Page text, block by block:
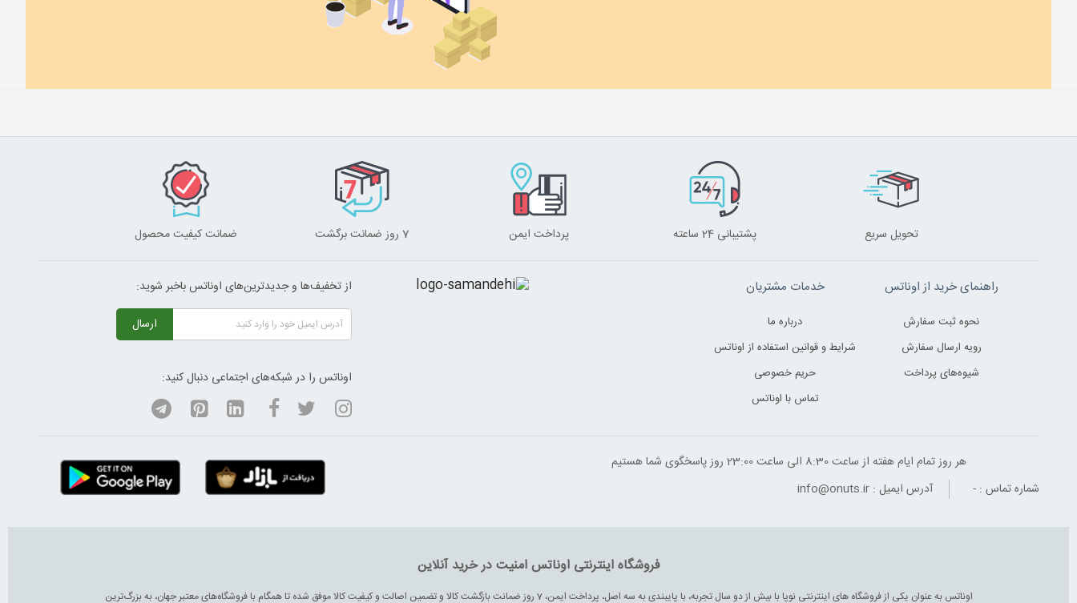
تحویل سریع پشتیبانی 24 ساعته پرداخت ایمن 7 روز ضمانت برگشت ضمانت کیفیت محصول
راهنمای خرید از اوناتس
نحوه ثبت سفارش
رویه ارسال سفارش
شیوه‌های پرداخت
خدمات مشتریان
درباره ما
شرایط و قوانین استفاده از اوناتس
حریم خصوصی
تماس با اوناتس
از تخفیف‌ها و جدیدترین‌های اوناتس باخبر شوید:
ارسال
اوناتس را در شبکه‌های اجتماعی دنبال کنید:
هر روز تمام ایام هفته از ساعت 8:30 الی ساعت 23:00 ‌روز پاسخگوی شما هستیم
شماره تماس : - آدرس ایمیل : info@onuts.ir
فروشگاه اینترنتی اوناتس امنیت در خرید آنلاین
اوناتس به عنوان یکی از فروشگاه های اینترنتی نوپا با بیش از دو سال تجربه، با پایبندی به سه اصل، پرداخت ایمن، 7 روز ضمانت بازگشت کالا و تضمین اصالت و کیفیت کالا موفق شده تا همگام با فروشگاه‌های معتبر جهان، به بزرگ‌ترین